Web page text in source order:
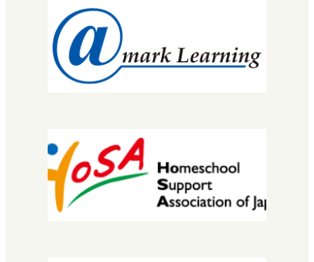
バレエ・ダンサーコース
SNEC（スペシャルニーズ）
STEC
EuLa明蓬館中等部
スクールライフ
校長挨拶
教育理念・コンセプト
学校概要
進路実績
情報公開